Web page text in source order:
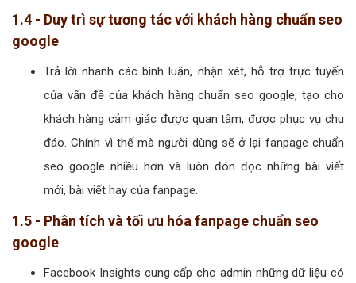
1.4 - Duy trì sự tương tác với khách hàng chuẩn seo
google
Trả lời nhanh các bình luận, nhận xét, hỗ trợ trực tuyến
của vấn đề của khách hàng chuẩn seo google, tạo cho
khách hàng cảm giác được quan tâm, được phục vụ chu
đáo. Chính vì thế mà người dùng sẽ ở lại fanpage chuẩn
seo google nhiều hơn và luôn đón đọc những bài viết
mới, bài viết hay của fanpage.
1.5 - Phân tích và tối ưu hóa fanpage chuẩn seo
google
Facebook Insights cung cấp cho admin những dữ liệu có